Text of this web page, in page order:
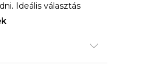
Ideális választás